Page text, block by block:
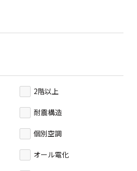
2階以上
耐震構造
個別空調
オール電化